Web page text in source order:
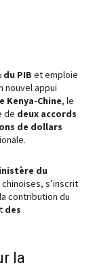
du PIB et emploie
nouvel appui
Kenya-Chine, le
de deux accords
de dollars
du
s’inscrit
contribution du
des
la